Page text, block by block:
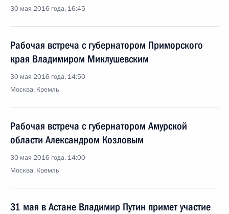
30 мая 2016 года, 16:45
Рабочая встреча с губернатором Приморского
края Владимиром Миклушевским
30 мая 2016 года, 14:50
Москва, Кремль
Рабочая встреча с губернатором Амурской
области Александром Козловым
30 мая 2016 года, 14:00
Москва, Кремль
31 мая в Астане Владимир Путин примет участие